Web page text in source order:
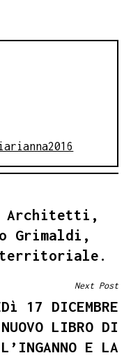
Architetti,
Grimaldi,
territoriale.
Next Post
17 DICEMBRE
LIBRO DI
E LA